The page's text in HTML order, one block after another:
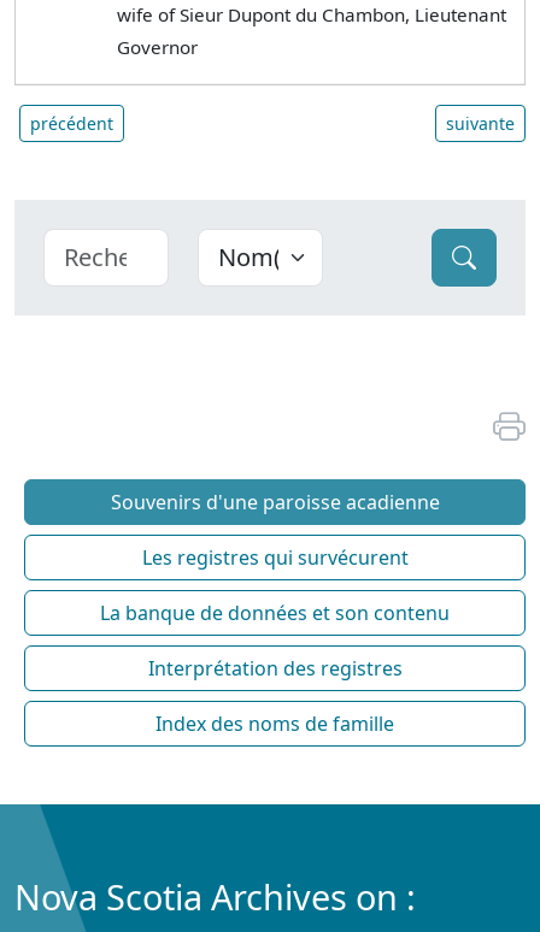
wife of Sieur Dupont du Chambon, Lieutenant
Governor
précédent suivante
Souvenirs d'une paroisse acadienne
Les registres qui survécurent
La banque de données et son contenu
Interprétation des registres
Index des noms de famille
Nova Scotia Archives on :